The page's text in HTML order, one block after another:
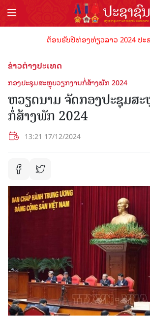
ຕ້ອນຮັບປີທ່ອງທ່ຽວລາວ 2024 ປະ
ຂ່າວຕ່າງປະເທດ
ກອງ​ປະ​ຊຸມ​ສະຫຼຸບ​ວຽກ​ງານ​ກໍ່​ສ້າງ​ພັກ 2024
ຫວຽດນາມ ຈັດກອງ​ປະ​ຊຸມ​ສ
ກໍ່​ສ້າງ​ພັກ 2024
13:21 17/12/2024